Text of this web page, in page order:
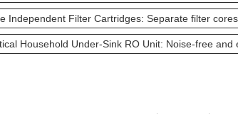
Independent Filter Cartridges: Separate filter
Household Under-Sink RO Unit: Noise-free